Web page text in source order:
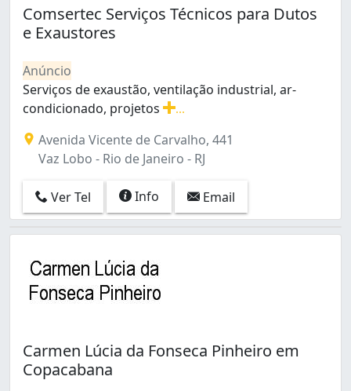
Ipanema (1)
Jardim América (3)
São Cristóvão (2)
Taquara (1)
Tijuca (1)
Vaz Lobo (1)
Vila Isabel (1)
Comsertec Serviços Técnicos para Dutos
e Exaustores
Anúncio
Serviços de exaustão, ventilação industrial, ar-
condicionado, projetos
Avenida Vicente de Carvalho, 441
Vaz Lobo - Rio de Janeiro - RJ
Ver Tel Info Email
Carmen Lúcia da Fonseca Pinheiro em
Copacabana